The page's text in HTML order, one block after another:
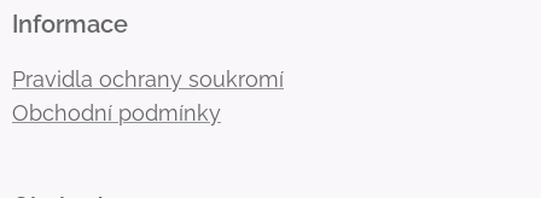
Informace
Pravidla ochrany soukromí
Obchodní podmínky